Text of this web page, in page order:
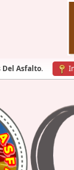
Del Asfalto.